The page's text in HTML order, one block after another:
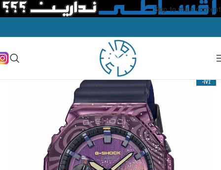
Skip to main content
-17%